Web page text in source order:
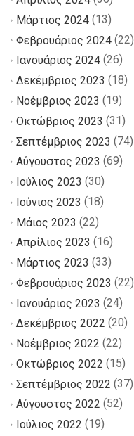
Μάρτιος 2024 (13)
Φεβρουάριος 2024 (22)
Ιανουάριος 2024 (26)
Δεκέμβριος 2023 (18)
Νοέμβριος 2023 (19)
Οκτώβριος 2023 (31)
Σεπτέμβριος 2023 (74)
Αύγουστος 2023 (69)
Ιούλιος 2023 (30)
Ιούνιος 2023 (18)
Μάιος 2023 (22)
Απρίλιος 2023 (16)
Μάρτιος 2023 (33)
Φεβρουάριος 2023 (22)
Ιανουάριος 2023 (24)
Δεκέμβριος 2022 (20)
Νοέμβριος 2022 (22)
Οκτώβριος 2022 (15)
Σεπτέμβριος 2022 (37)
Αύγουστος 2022 (52)
Ιούλιος 2022 (19)